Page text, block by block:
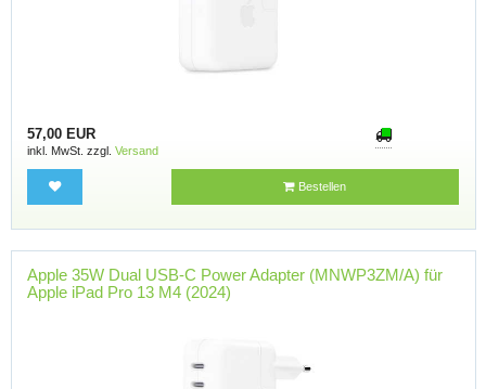
57,00 EUR
inkl. MwSt. zzgl. Versand
Bestellen
Apple 35W Dual USB-C Power Adapter (MNWP3ZM/A) für
Apple iPad Pro 13 M4 (2024)